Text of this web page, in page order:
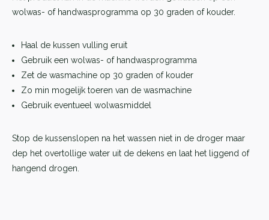
wolwas- of handwasprogramma op 30 graden of kouder.
Haal de kussen vulling eruit
Gebruik een wolwas- of handwasprogramma
Zet de wasmachine op 30 graden of kouder
Zo min mogelijk toeren van de wasmachine
Gebruik eventueel wolwasmiddel
Stop de kussenslopen na het wassen niet in de droger maar
dep het overtollige water uit de dekens en laat het liggend of
hangend drogen.